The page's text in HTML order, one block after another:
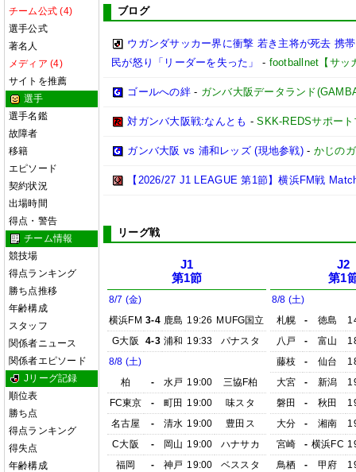
チーム公式 (4)
選手公式
著名人
メディア (4)
サイトを推薦
選手
選手名鑑
故障者
移籍
エピソード
契約状況
出場時間
得点・警告
チーム情報
競技場
得点ランキング
勝ち点推移
年齢構成
スタッフ
関係者ニュース
関係者エピソード
Jリーグ記録
順位表
勝ち点
得点ランキング
得失点
年齢構成
ブログ
ウガンダサッカー界に衝撃 若き主将が死去 携
民が怒り「リーダーを失った」
- footballnet【サッ
ゴールへの絆- ガンバ大阪データランド
対ガンバ大阪戦:なんとも -SKK-REDSサポー
ガンバ大阪 vs 浦和レッズ (現地参戦)- かじの
【2026/27 J1 LEAGUE 第1節】横浜FM戦
リーグ戦
J1
第1節
8/7 (金)
横浜FM 3-4 鹿島 19:26 MUFG国立
G大阪
4-3 浦和 19:33
パナスタ
8/8 (土)
柏
- 水戸 19:00
三協F柏
FC東京
- 町田 19:00
味スタ
名古屋
- 清水 19:00
豊田ス
C大阪
- 岡山 19:00
ハナサカ
福岡
- 神戸 19:00
ベススタ
J2
第1
8/8 (土)
札幌
- 徳島
八戸
- 富山
藤枝
- 仙台
大宮
- 新潟
磐田
- 秋田
大分
- 湘南
宮崎
- 横浜FC
鳥栖
- 甲府